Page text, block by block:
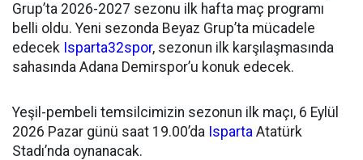
Grup’ta 2026-2027 sezonu ilk hafta maç programı
belli oldu. Yeni sezonda Beyaz Grup’ta mücadele
edecek Isparta32spor, sezonun ilk karşılaşmasında
sahasında Adana Demirspor’u konuk edecek.
Yeşil-pembeli temsilcimizin sezonun ilk maçı, 6 Eylül
2026 Pazar günü saat 19.00’da Isparta Atatürk
Stadı’nda oynanacak.